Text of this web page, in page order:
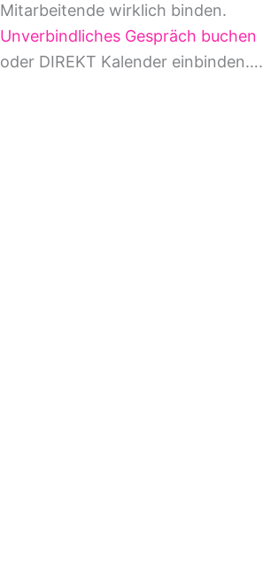
Mitarbeitende wirklich binden.
Unverbindliches Gespräch buchen
oder DIREKT Kalender einbinden….